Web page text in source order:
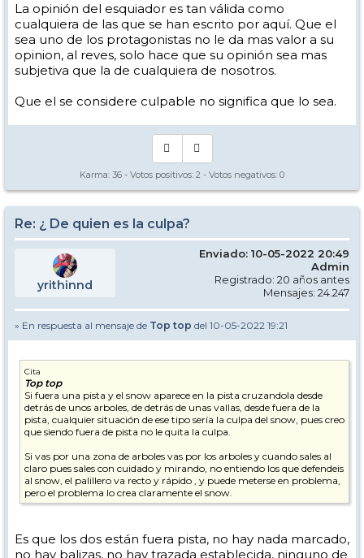
La opinión del esquiador es tan válida como
cualquiera de las que se han escrito por aquí. Que el
sea uno de los protagonistas no le da mas valor a su
opinion, al reves, solo hace que su opinión sea mas
subjetiva que la de cualquiera de nosotros.
Que el se considere culpable no significa que lo sea.
Karma: 36 - Votos positivos: 2 - Votos negativos: 0
Re: ¿ De quien es la culpa?
yrithinnd
Enviado: 10-05-2022 20:49
Admin
Registrado: 20 años antes
Mensajes: 24.247
» En respuesta al mensaje de Top top del 10-05-2022 19:21
Cita
Top top
Si fuera una pista y el snow aparece en la pista cruzandola desde
detrás de unos arboles, de detrás de unas vallas, desde fuera de la
pista, cualquier situación de ese tipo sería la culpa del snow, pues creo
que siendo fuera de pista no le quita la culpa.
Si vas por una zona de arboles vas por los arboles y cuando sales al
claro pues sales con cuidado y mirando, no entiendo los que defendeis
al snow, el palillero va recto y rápido , y puede meterse en problema,
pero el problema lo crea claramente el snow.
Es que los dos están fuera pista, no hay nada marcado,
no hay balizas, no hay trazada establecida, ninguno de